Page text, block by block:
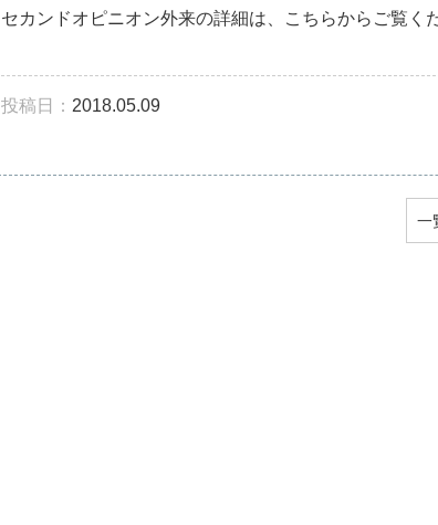
セカンドオピニオン外来の詳細は、こちらからご覧く
投稿日： 2018.05.09
一